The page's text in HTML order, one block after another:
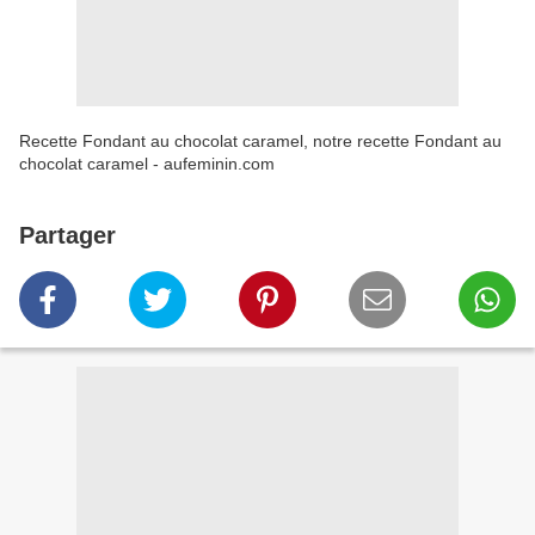
Recette Fondant au chocolat caramel, notre recette Fondant au
chocolat caramel - aufeminin.com
Partager